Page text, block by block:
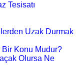
Tesisatı
Uzak Durmak
Bir Konu Mudur?
Olursa Ne